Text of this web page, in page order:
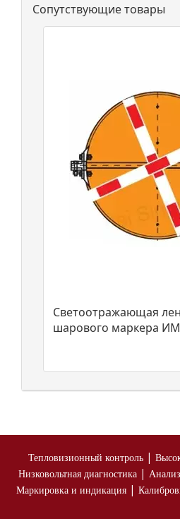
Сопутствующие товары
Светоотражающая
шарового маркера
Тепловизионный контроль |
Низковольтная диагностика |
Маркировка и индикация |